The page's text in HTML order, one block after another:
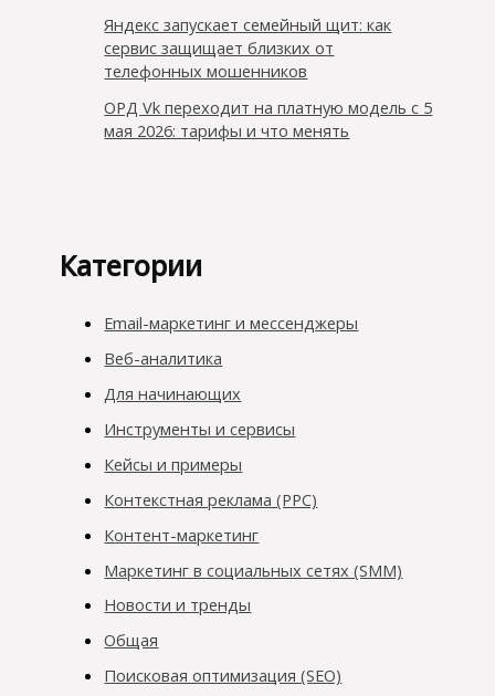
Яндекс запускает семейный щит: как
сервис защищает близких от
телефонных мошенников
ОРД Vk переходит на платную модель с 5
мая 2026: тарифы и что менять
Категории
Email-маркетинг и мессенджеры
Веб-аналитика
Для начинающих
Инструменты и сервисы
Кейсы и примеры
Контекстная реклама (PPC)
Контент-маркетинг
Маркетинг в социальных сетях (SMM)
Новости и тренды
Общая
Поисковая оптимизация (SEO)